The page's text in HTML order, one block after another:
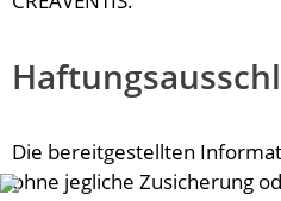
Die bereitgestellten
ohne jegliche Zusicherung